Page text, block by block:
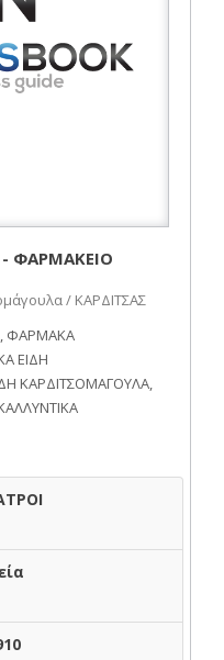
- ΦΑΡΜΑΚΕΙΟ
/ ΚΑΡΔΙΤΣΑΣ
ΦΑΡΜΑΚΑ
ΕΙΔΗ
ΚΑΡΔΙΤΣΟΜΑΓΟΥΛΑ,